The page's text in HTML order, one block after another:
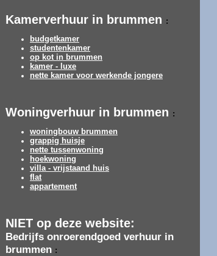
Kamerverhuur in brummen :
budgetkamer
studentenkamer
op kot in brummen
kamer - luxe
nette kamer voor werkende jongere
Woningverhuur in brummen :
woningbouw brummen
grappig huisje
nette tussenwoning
hoekwoning
villa - vrijstaand huis
flat
appartement
NIET op deze website:
Bedrijfs onroerendgoed verhuur in
brummen :